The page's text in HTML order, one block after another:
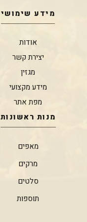
מידע שימושי
אודות
יצירת קשר
מגזין
מידע מקצועי
מפת אתר
מנות ראשונות
מאפים
מרקים
סלטים
תוספות